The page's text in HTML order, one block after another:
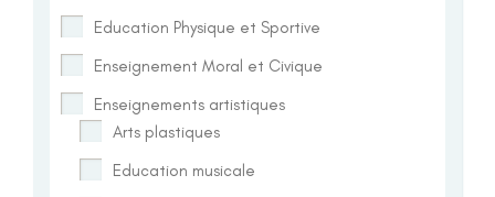
Education Physique et Sportive
Enseignement Moral et Civique
Enseignements artistiques
Arts plastiques
Education musicale